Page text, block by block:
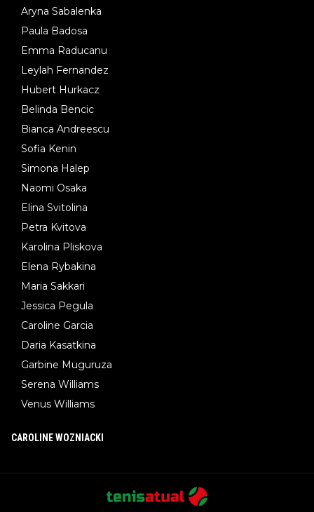
Aryna Sabalenka
Paula Badosa
Emma Raducanu
Leylah Fernandez
Hubert Hurkacz
Belinda Bencic
Bianca Andreescu
Sofia Kenin
Simona Halep
Naomi Osaka
Elina Svitolina
Petra Kvitova
Karolina Pliskova
Elena Rybakina
Maria Sakkari
Jessica Pegula
Caroline Garcia
Daria Kasatkina
Garbine Muguruza
Serena Williams
Venus Williams
CAROLINE WOZNIACKI